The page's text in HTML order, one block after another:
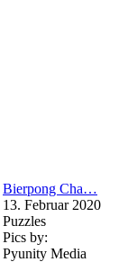
Bierpong Cha…
13. Februar 2020
Puzzles
Pics by:
Pyunity Media